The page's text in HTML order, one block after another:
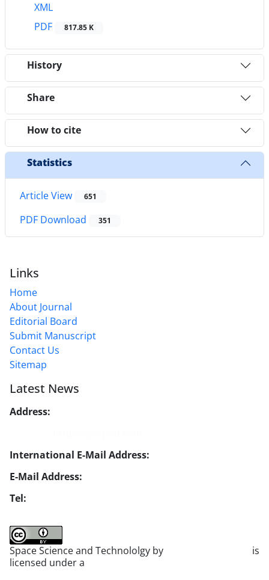
XML
PDF
817.85 K
History
Share
How to cite
Statistics
Article View 651
PDF Download 351
Links
Home
About Journal
Editorial Board
Submit Manuscript
Contact Us
Sitemap
Latest News
Address:
International E-Mail Address:
E-Mail Address:
Tel:
Space Science and Technololgy by
is
licensed under a